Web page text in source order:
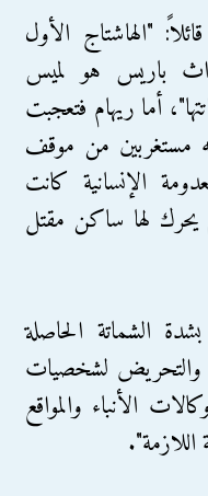
"الهاشتاج الأول
باريس هو لميس
أما ريهام فتعجبت
مستغربين من موقف
الإنسانية كانت
يحرك لها ساكن مقتل
الشماتة الحاصلة
والتحريض لشخصيات
الأنباء والمواقع
اللازمة".